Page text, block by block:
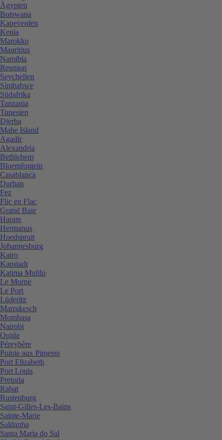
Ägypten
Botswana
Kapeverden
Kenia
Marokko
Mauritius
Namibia
Reunion
Seychellen
Simbabwe
Südafrika
Tanzania
Tunesien
Djerba
Mahe Island
Agadir
Alexandria
Bethlehem
Bloemfontein
Casablanca
Durban
Fez
Flic en Flac
Grand Baie
Harare
Hermanus
Hoedspruit
Johannesburg
Kairo
Kapstadt
Katima Mulilo
Le Morne
Le Port
Lüderitz
Marrakesch
Mombasa
Nairobi
Oujda
Péreybère
Pointe aux Piments
Port Elizabeth
Port Louis
Pretoria
Rabat
Rustenburg
Saint-Gilles-Les-Bains
Sainte-Marie
Saldanha
Santa Maria do Sal